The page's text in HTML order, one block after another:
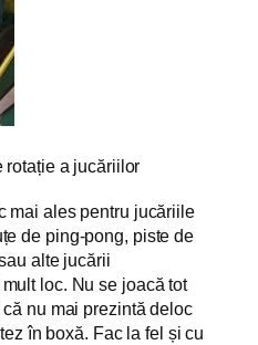
rotație a jucăriilor
mai ales pentru jucăriile
de ping-pong, piste de
alte jucării
loc. Nu se joacă tot
nu mai prezintă deloc
în boxă. Fac la fel și cu